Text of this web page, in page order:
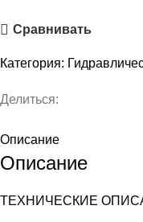
Сравнивать
Категория:
Делиться:
Описание
Описание
ТЕХНИЧЕСКИЕ